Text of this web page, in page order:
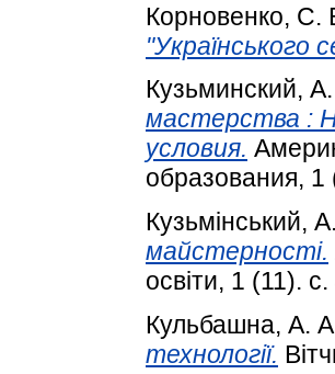
Корновенко, С.
"Українського
Кузьминский,
мастерства :
условия.
образования, 1
Кузьмінський,
майстерності.
освіти, 1 (11).
Кульбашна, А.
технології.